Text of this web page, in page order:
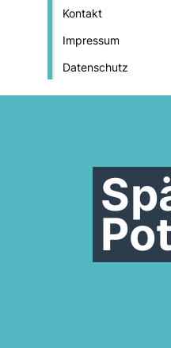
Kontakt
Impressum
Datenschutz